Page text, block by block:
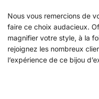
Nous vous remercions de
faire ce choix audacieux.
magnifier votre style, à la
rejoignez les nombreux
l’expérience de ce bijou